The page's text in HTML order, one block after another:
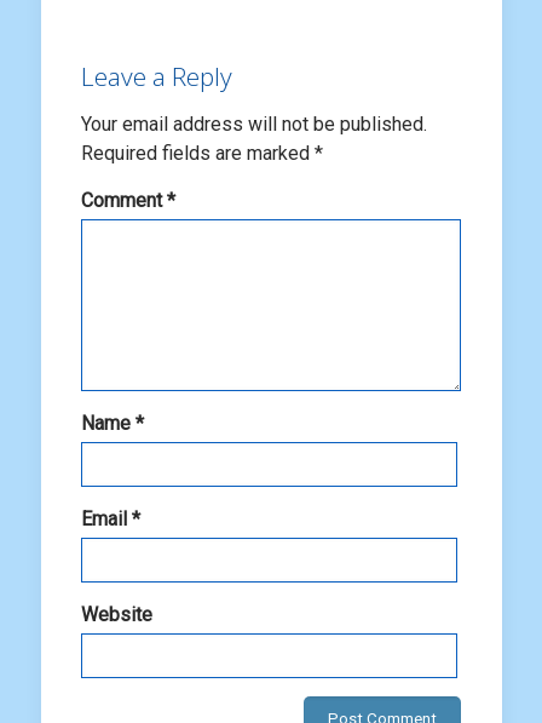
Leave a Reply
Your email address will not be published.
Required fields are marked *
Comment*
Name *
Email *
Website